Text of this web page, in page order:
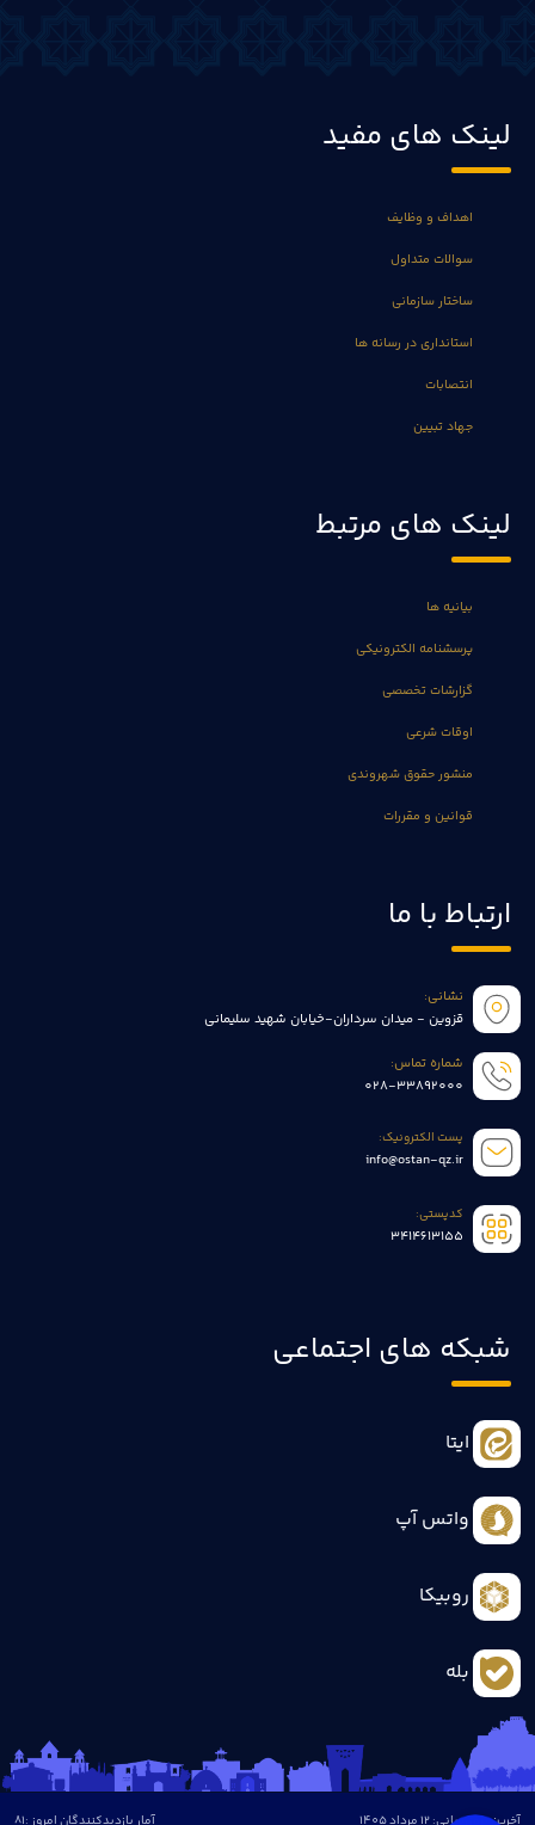
لینک های مفید
اهداف و وظایف
سوالات متداول
ساختار سازمانی
استانداری در رسانه ها
انتصابات
جهاد تبیین
لینک های مرتبط
بیانیه ها
پرسشنامه الکترونیکی
گزارشات تخصصی
اوقات شرعی
منشور حقوق شهروندی
قوانین و مقررات
ارتباط با ما
نشانی:
قزوین - میدان سرداران-خیابان شهید سلیمانی
شماره تماس:
028-33892000
پست الکترونیک:
info@ostan-qz.ir
کدپستی:
3414613155
شبکه های اجتماعی
ایتا
واتس آپ
روبیکا
بله